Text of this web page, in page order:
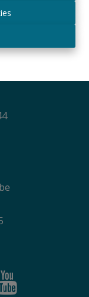
via AXA
de website,